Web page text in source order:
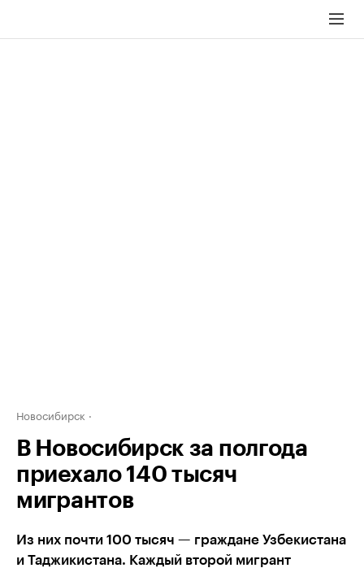
Новосибирск
В Новосибирск за полгода
приехало 140 тысяч
мигрантов
Из них почти 100 тысяч — граждане Узбекистана
и Таджикистана. Каждый второй мигрант